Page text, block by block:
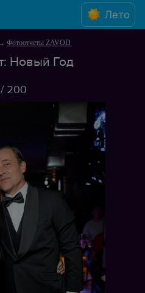
Лето
Фотоотчеты ZAVOD
Новый Год
/ 200